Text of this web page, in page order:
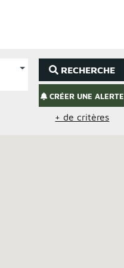
RECHERCHE
CRÉER UNE ALERTE
+ de critères